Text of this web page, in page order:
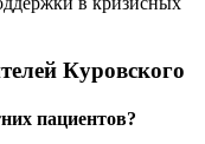
Куровского
пациентов?